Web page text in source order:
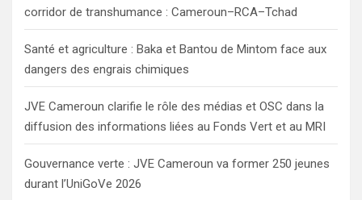
corridor de transhumance : Cameroun–RCA–Tchad
Santé et agriculture : Baka et Bantou de Mintom face aux
dangers des engrais chimiques
JVE Cameroun clarifie le rôle des médias et OSC dans la
diffusion des informations liées au Fonds Vert et au MRI
Gouvernance verte : JVE Cameroun va former 250 jeunes
durant l’UniGoVe 2026